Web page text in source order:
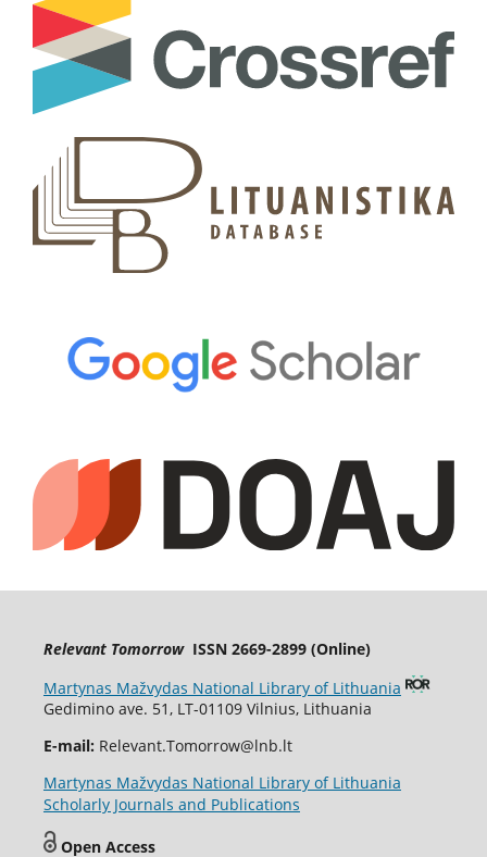
Relevant TomorrowISSN 2669-2899 (Online)
Martynas Mažvydas National Library of Lithuania
Gedimino ave. 51, LT-01109 Vilnius, Lithuania
E-mail: Relevant.Tomorrow@lnb.lt
Martynas Mažvydas National Library of Lithuania
Scholarly Journals and Publications
Open Access